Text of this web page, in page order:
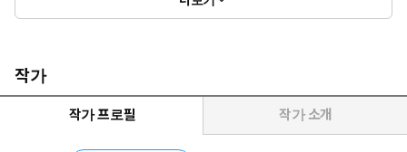
작가
작가 프로필 작가 소개